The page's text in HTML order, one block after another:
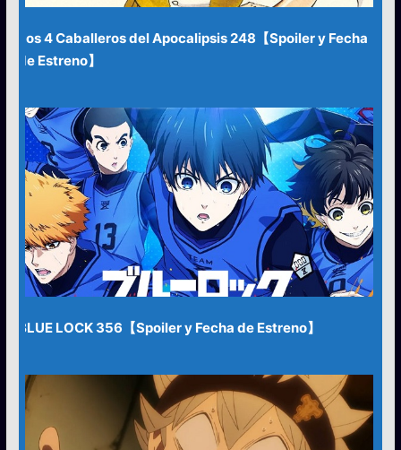
Los 4 Caballeros del Apocalipsis 248【Spoiler y Fecha
de Estreno】
BLUE LOCK 356【Spoiler y Fecha de Estreno】